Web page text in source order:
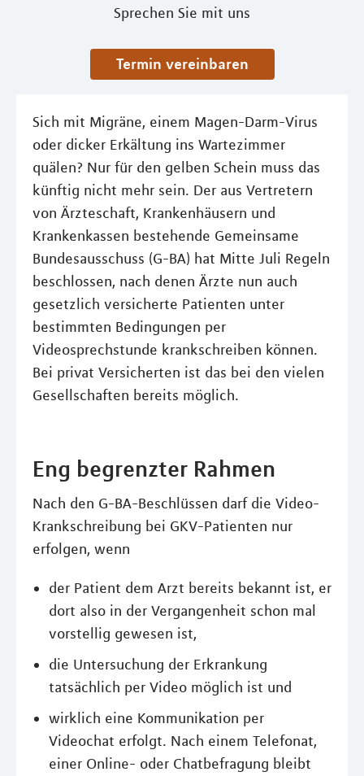
Sprechen Sie mit uns
Termin vereinbaren
Sich mit Migräne, einem Magen-Darm-Virus
oder dicker Erkältung ins Wartezimmer
quälen? Nur für den gelben Schein muss das
künftig nicht mehr sein. Der aus Vertretern
von Ärzteschaft, Krankenhäusern und
Krankenkassen bestehende Gemeinsame
Bundesausschuss (G-BA) hat Mitte Juli Regeln
beschlossen, nach denen Ärzte nun auch
gesetzlich versicherte Patienten unter
bestimmten Bedingungen per
Videosprechstunde krankschreiben können.
Bei privat Versicherten ist das bei den vielen
Gesellschaften bereits möglich.
Eng begrenzter Rahmen
Nach den G-BA-Beschlüssen darf die Video-
Krankschreibung bei GKV-Patienten nur
erfolgen, wenn
der Patient dem Arzt bereits bekannt ist, er
dort also in der Vergangenheit schon mal
vorstellig gewesen ist,
die Untersuchung der Erkrankung
tatsächlich per Video möglich ist und
wirklich eine Kommunikation per
Videochat erfolgt. Nach einem Telefonat,
einer Online- oder Chatbefragung bleibt